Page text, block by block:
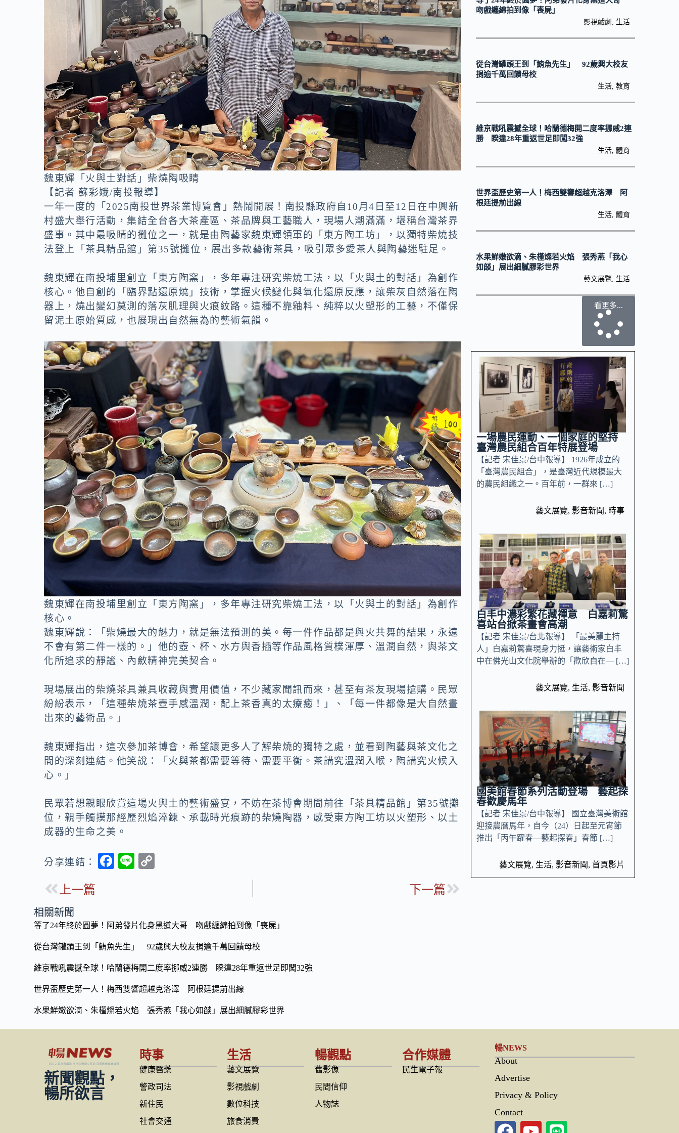
o
k
n
k
魏東輝「火與土對話」柴燒陶吸睛
【記者 蘇彩娥/南投報導】
一年一度的「2025南投世界茶業博覽會」熱鬧開展！南投縣政府自10月4日至12日在中興新
村盛大舉行活動，集結全台各大茶產區、茶品牌與工藝職人，現場人潮滿滿，堪稱台灣茶界
盛事。其中最吸睛的攤位之一，就是由陶藝家魏東輝領軍的「東方陶工坊」，以獨特柴燒技
法登上「茶具精品館」第35號攤位，展出多款藝術茶具，吸引眾多愛茶人與陶藝迷駐足。
魏東輝在南投埔里創立「東方陶窯」，多年專注研究柴燒工法，以「火與土的對話」為創作
核心。他自創的「臨界點還原燒」技術，掌握火候變化與氧化還原反應，讓柴灰自然落在陶
器上，燒出變幻莫測的落灰肌理與火痕紋路。這種不靠釉料、純粹以火塑形的工藝，不僅保
留泥土原始質感，也展現出自然無為的藝術氣韻。
魏東輝在南投埔里創立「東方陶窯」，多年專注研究柴燒工法，以「火與土的對話」為創作
核心。
魏東輝說：「柴燒最大的魅力，就是無法預測的美。每一件作品都是與火共舞的結果，永遠
不會有第二件一樣的。」他的壺、杯、水方與香插等作品風格質樸渾厚、溫潤自然，與茶文
化所追求的靜謐、內斂精神完美契合。
現場展出的柴燒茶具兼具收藏與實用價值，不少藏家聞訊而來，甚至有茶友現場搶購。民眾
紛紛表示，「這種柴燒茶壺手感溫潤，配上茶香真的太療癒！」、「每一件都像是大自然畫
出來的藝術品。」
魏東輝指出，這次參加茶博會，希望讓更多人了解柴燒的獨特之處，並看到陶藝與茶文化之
間的深刻連結。他笑說：「火與茶都需要等待、需要平衡。茶講究溫潤入喉，陶講究火候入
心。」
民眾若想親眼欣賞這場火與土的藝術盛宴，不妨在茶博會期間前往「茶具精品館」第35號攤
位，親手觸摸那經歷烈焰淬鍊、承載時光痕跡的柴燒陶器，感受東方陶工坊以火塑形、以土
成器的生命之美。
分享連結：
F
o
o
Li
Li
n
上一篇 下一篇
吻戲纏綿拍到像「喪屍」
影視戲劇 , 生活
從台灣罐頭王到「鮪魚先生」 92歲興大校友
捐逾千萬回饋母校
生活, 教育
維京戰吼震撼全球！哈蘭德梅開二度率挪威2連
勝 睽違28年重返世足即闖32強
生活, 體育
世界盃歷史第一人！梅西雙響超越克洛澤 阿
根廷提前出線
生活, 體育
水果鮮嫩欲滴、朱槿燦若火焰 張秀燕「我心
如燄」展出細膩膠彩世界
藝文展覽, 生活
看更多...
一場農民運動、一個家庭的堅持
臺灣農民組合百年特展登場
【記者 宋佳景/台中報導】 1926年成立的
「臺灣農民組合」，是臺灣近代規模最大
的農民組織之一。百年前，一群來 […]
藝文展覽, 影音新聞, 時事
白丰中濃彩繁花藏禪意 白嘉莉驚
喜站台掀茶畫會高潮
【記者 宋佳景/台北報導】 「最美麗主持
人」白嘉莉驚喜現身力挺，讓藝術家白丰
中在佛光山文化院舉辦的「歡欣自在— […]
藝文展覽, 生活, 影音新聞
國美館春節系列活動登場 藝起探
春歡慶馬年
【記者 宋佳景/台中報導】 國立臺灣美術館
迎接農曆馬年，自今（24）日起至元宵節
推出「丙午躍春—藝起探春」春節 […]
藝文展覽, 生活, 影音新聞, 首頁影片
相關新聞
等了24年終於圓夢！阿弟發片化身黑道大哥 吻戲纏綿拍到像「喪屍」
從台灣罐頭王到「鮪魚先生」 92歲興大校友捐逾千萬回饋母校
維京戰吼震撼全球！哈蘭德梅開二度率挪威2連勝 睽違28年重返世足即闖32強
世界盃歷史第一人！梅西雙響超越克洛澤 阿根廷提前出線
水果鮮嫩欲滴、朱槿燦若火焰 張秀燕「我心如燄」展出細膩膠彩世界
新聞觀點，
暢所欲言
時事
健康醫藥
警政司法
新住民
社會交通
生活
藝文展覽
影視戲劇
數位科技
旅食消費
暢觀點
舊影像
民間信仰
人物誌
合作媒體
民生電子報
暢NEWS
About
Advertise
Privacy & Policy
Contact